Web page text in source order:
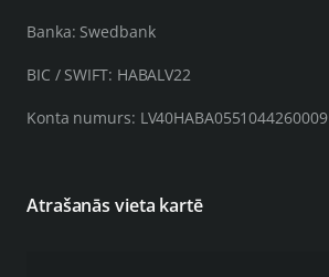
Banka: Swedbank
BIC / SWIFT: HABALV22
Konta numurs: LV40HABA0551044260009
Atrašanās vieta kartē